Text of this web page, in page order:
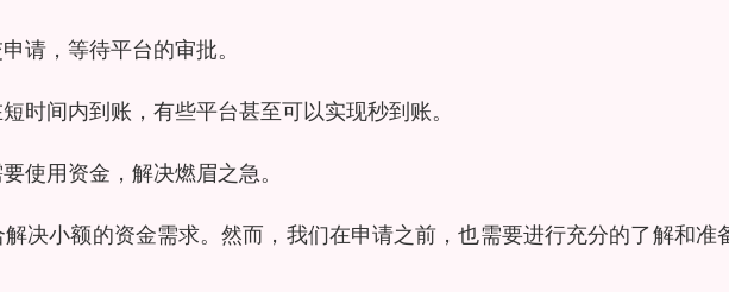
请，等待平台的审批。
时间内到账，有些平台甚至可以实现秒到账。
使用资金，解决燃眉之急。
决小额的资金需求。然而，我们在申请之前，也需要进行充分的了解和准